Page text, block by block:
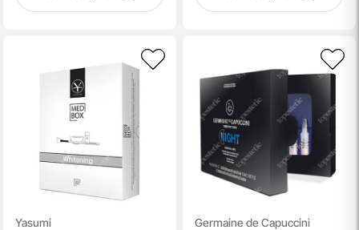
Yasumi Germaine de Capuccini